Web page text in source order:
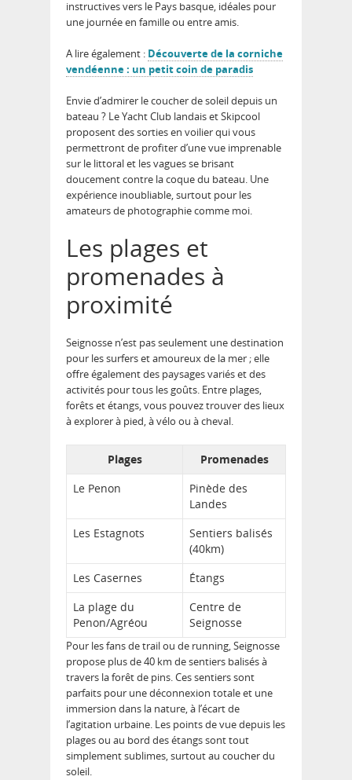
instructives vers le Pays basque, idéales pour
une journée en famille ou entre amis.
A lire également : Découverte de la corniche
vendéenne : un petit coin de paradis
Envie d’admirer le coucher de soleil depuis un
bateau ? Le Yacht Club landais et Skipcool
proposent des sorties en voilier qui vous
permettront de profiter d’une vue imprenable
sur le littoral et lesvagues se brisant
doucement contre la coquedu bateau. Une
expérience inoubliable, surtout pour les
amateurs de photographie comme moi.
Les plages et
promenades à
proximité
Seignosse n’est pas seulement une destination
pour les surfers et amoureux de la mer ; elle
offre également des paysages variés et des
activités pour tous les goûts. Entre plages,
forêts et étangs, vous pouvez trouver des lieux
à explorer à pied, à vélo ou à cheval.
Plages
Promenades
Le Penon
Pinède des
Landes
Les Estagnots
Sentiers balisés
(40km)
Les Casernes
Étangs
La plage du
Penon/Agréou
Centre de
Seignosse
Pour les fans de trail ou de running,Seignosse
propose plus de 40 km de sentiers balisés à
travers la forêt de pins. Ces sentiers sont
parfaits pour une déconnexion totale et une
immersion dans la nature, à l’écart de
l’agitation urbaine. Les points de vue depuis les
plages ou au bord des étangs sont tout
simplement sublimes, surtout au coucher du
soleil.